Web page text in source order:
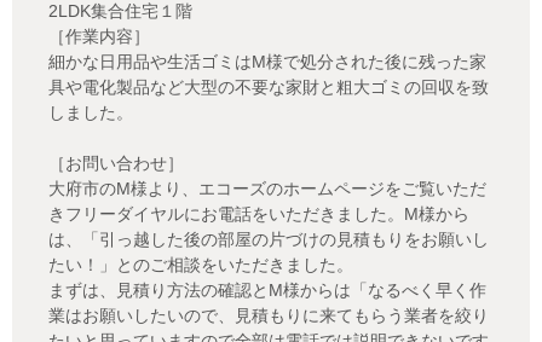
2LDK集合住宅１階
［作業内容］
細かな日用品や生活ゴミはM様で処分された後に残った家
具や電化製品など大型の不要な家財と粗大ゴミの回収を致
しました。
［お問い合わせ］
大府市のM様より、エコーズのホームページをご覧いただ
きフリーダイヤルにお電話をいただきました。M様から
は、「引っ越した後の部屋の片づけの見積もりをお願いし
たい！」とのご相談をいただきました。
まずは、見積り方法の確認とM様からは「なるべく早く作
業はお願いしたいので、見積もりに来てもらう業者を絞り